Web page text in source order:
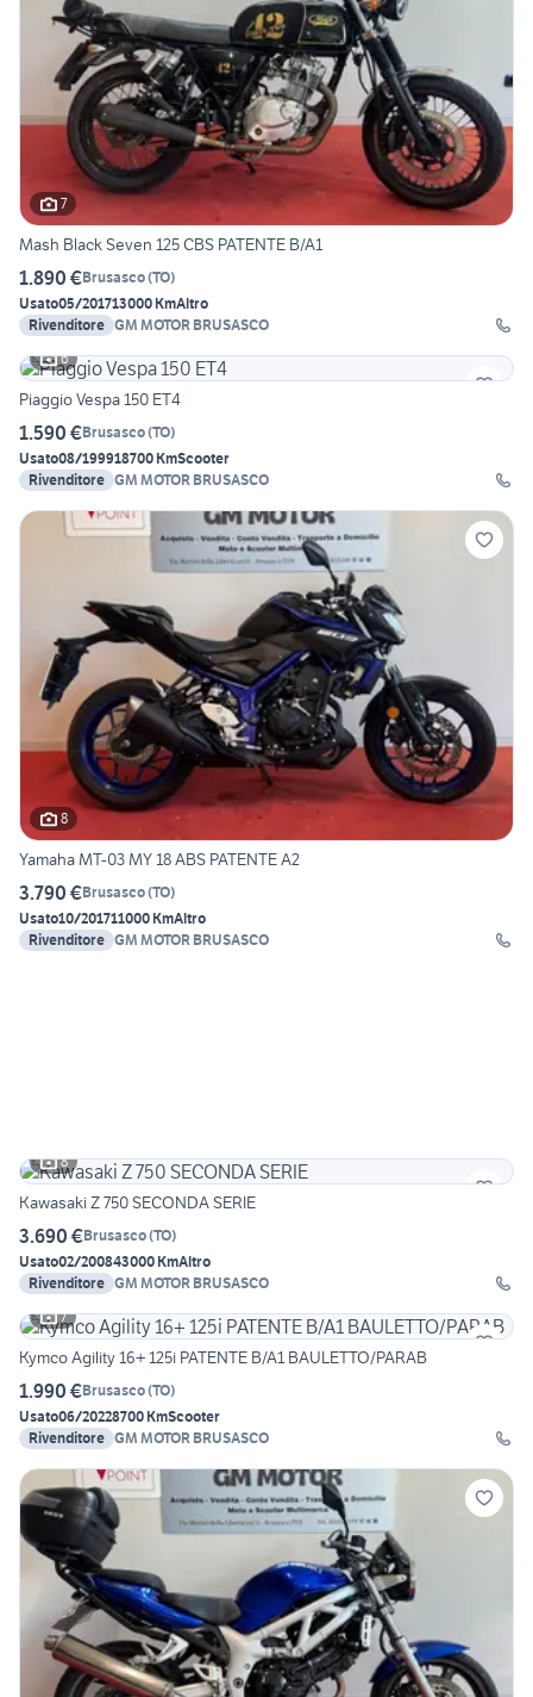
7
Mash Black Seven 125 CBS PATENTE B/A1
1.890 €Brusasco(TO)
Usato05/201713000 KmAltro
Rivenditore GM MOTOR BRUSASCO
6
Piaggio Vespa 150 ET4
1.590 €Brusasco(TO)
Usato08/199918700 KmScooter
Rivenditore GM MOTOR BRUSASCO
8
Yamaha MT-03 MY 18 ABS PATENTE A2
3.790 €Brusasco(TO)
Usato10/201711000 KmAltro
Rivenditore GM MOTOR BRUSASCO
8
Kawasaki Z 750 SECONDA SERIE
3.690 €Brusasco(TO)
Usato02/200843000 KmAltro
Rivenditore GM MOTOR BRUSASCO
7
Kymco Agility 16+ 125i PATENTE B/A1 BAULETTO/PARAB
1.990 €Brusasco(TO)
Usato06/20228700 KmScooter
Rivenditore GM MOTOR BRUSASCO